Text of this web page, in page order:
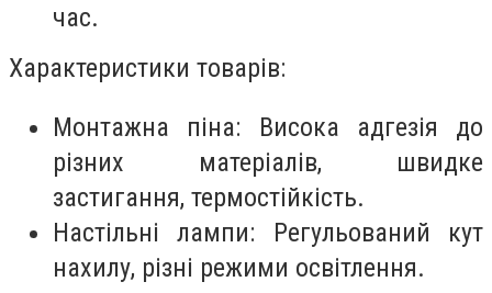
час.
Характеристики товарів:
Монтажна піна: Висока адгезія до
різних матеріалів, швидке
застигання, термостійкість.
Настільні лампи: Регульований кут
нахилу, різні режими освітлення.